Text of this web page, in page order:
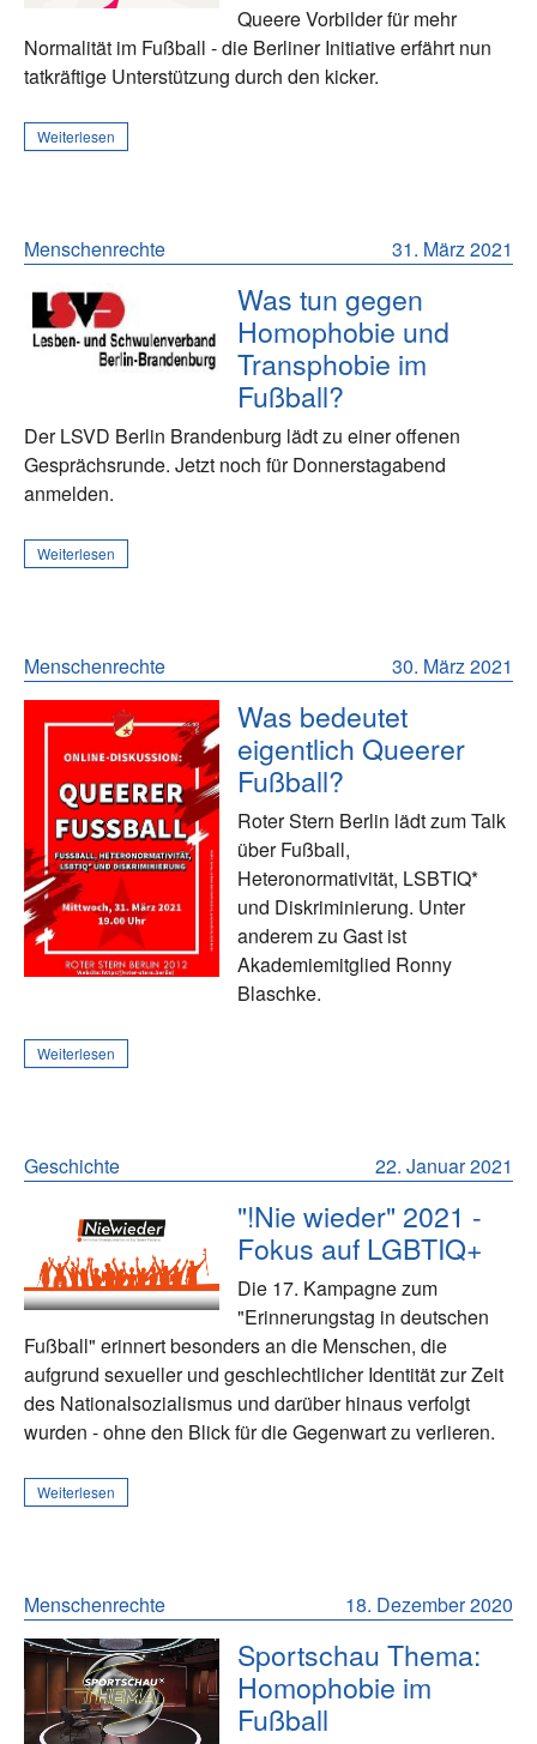
Queere Vorbilder für mehr
Normalität im Fußball - die Berliner Initiative erfährt nun
tatkräftige Unterstützung durch den kicker.
Weiterlesen
31. März 2021
Menschenrechte
Was tun gegen
Homophobie und
Transphobie im
Fußball?
Der LSVD Berlin Brandenburg lädt zu einer offenen
Gesprächsrunde. Jetzt noch für Donnerstagabend
anmelden.
Weiterlesen
30. März 2021
Menschenrechte
Was bedeutet
eigentlich Queerer
Fußball?
Roter Stern Berlin lädt zum Talk
über Fußball,
Heteronormativität, LSBTIQ*
und Diskriminierung. Unter
anderem zu Gast ist
Akademiemitglied Ronny
Blaschke.
Weiterlesen
22. Januar 2021
Geschichte
"!Nie wieder" 2021 -
Fokus auf LGBTIQ+
Die 17. Kampagne zum
"Erinnerungstag in deutschen
Fußball" erinnert besonders an die Menschen, die
aufgrund sexueller und geschlechtlicher Identität zur Zeit
des Nationalsozialismus und darüber hinaus verfolgt
wurden - ohne den Blick für die Gegenwart zu verlieren.
Weiterlesen
18. Dezember 2020
Menschenrechte
Sportschau Thema:
Homophobie im
Fußball